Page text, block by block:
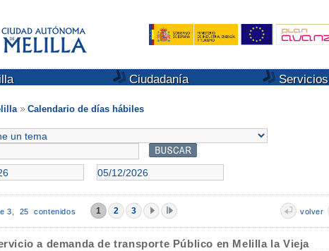
Ciudadanía Servicios
Calendario de días hábiles
3, 25 contenidos 1 2 3 volver
a demanda de transporte Público en Melilla la Vieja